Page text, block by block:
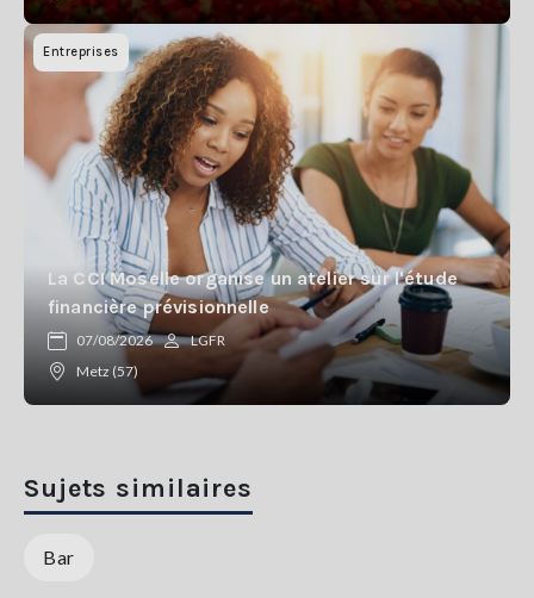
Entreprises
La CCI Moselle organise un atelier sur l'étude
financière prévisionnelle
07/08/2026
LGFR
Metz (57)
Sujets similaires
Bar